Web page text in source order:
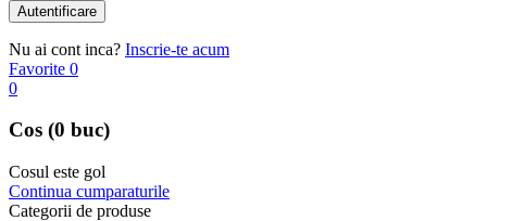
Nu ai cont inca? Inscrie-te acum
Favorite 0
0
Cos (0 buc)
Cosul este gol
Continua cumparaturile
Categorii de produse